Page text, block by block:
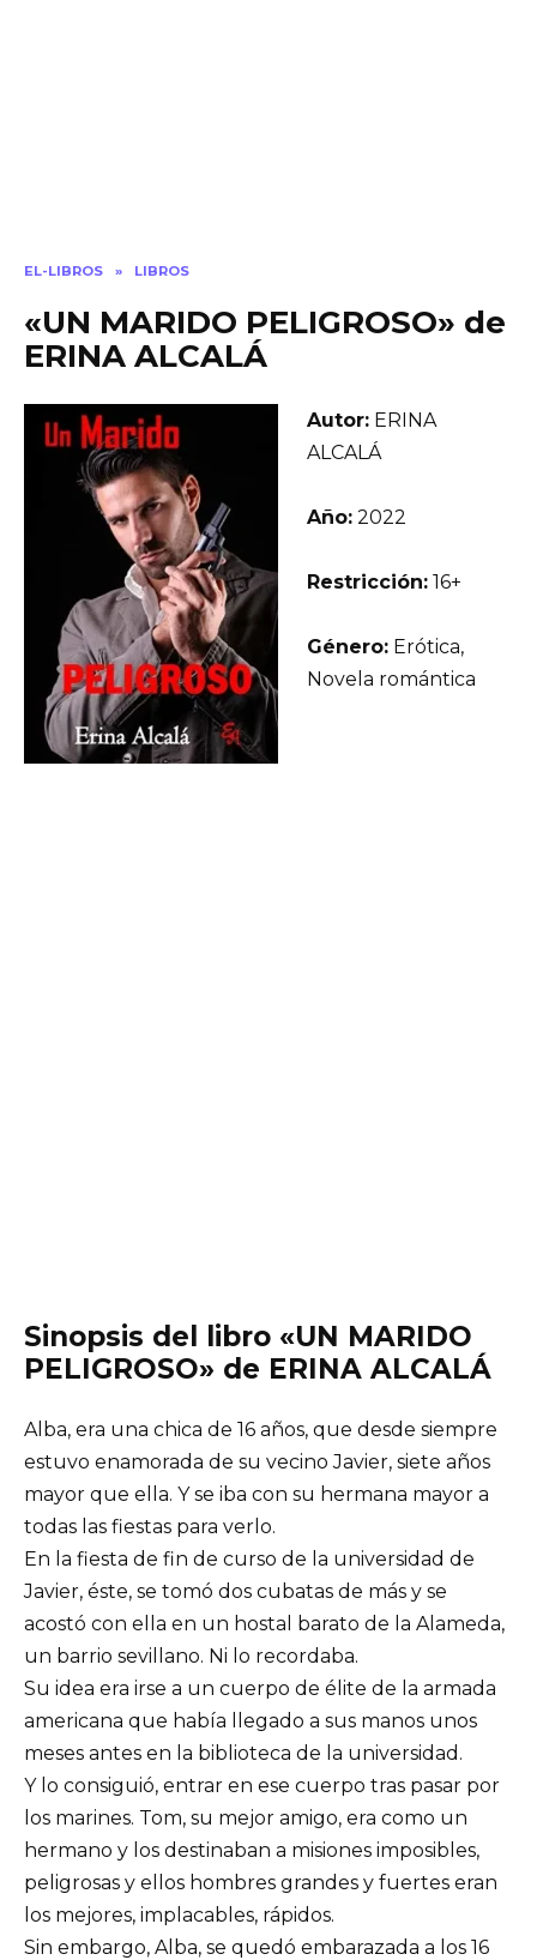
EL-LIBROS » LIBROS
«UN MARIDO PELIGROSO» de
ERINA ALCALÁ
Autor: ERINA
ALCALÁ
Año: 2022
Restricción: 16+
Género: Erótica,
Novela romántica
Sinopsis del libro «UN MARIDO
PELIGROSO» de ERINA ALCALÁ
Alba, era una chica de 16 años, que desde siempre
estuvo enamorada de su vecino Javier, siete años
mayor que ella. Y se iba con su hermana mayor a
todas las fiestas para verlo.
En la fiesta de fin de curso de la universidad de
Javier, éste, se tomó dos cubatas de más y se
acostó con ella en un hostal barato de la Alameda,
un barrio sevillano. Ni lo recordaba.
Su idea era irse a un cuerpo de élite de la armada
americana que había llegado a sus manos unos
meses antes en la biblioteca de la universidad.
Y lo consiguió, entrar en ese cuerpo tras pasar por
los marines. Tom, su mejor amigo, era como un
hermano y los destinaban a misiones imposibles,
peligrosas y ellos hombres grandes y fuertes eran
los mejores, implacables, rápidos.
Sin embargo, Alba, se quedó embarazada a los 16